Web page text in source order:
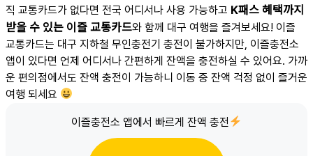
직 교통카드가 없다면 전국 어디서나 사용 가능하고 K패스 혜택까지
받을 수 있는 이즐 교통카드와 함께 대구 여행을 즐겨보세요! 이즐
교통카드는 대구 지하철 무인충전기 충전이 불가하지만, 이즐충전소
앱이 있다면 언제 어디서나 간편하게 잔액을 충전하실 수 있어요. 가까
운 편의점에서도 잔액 충전이 가능하니 이동 중 잔액 걱정 없이 즐거운
여행 되세요
이즐충전소 앱에서 빠르게 잔액 충전